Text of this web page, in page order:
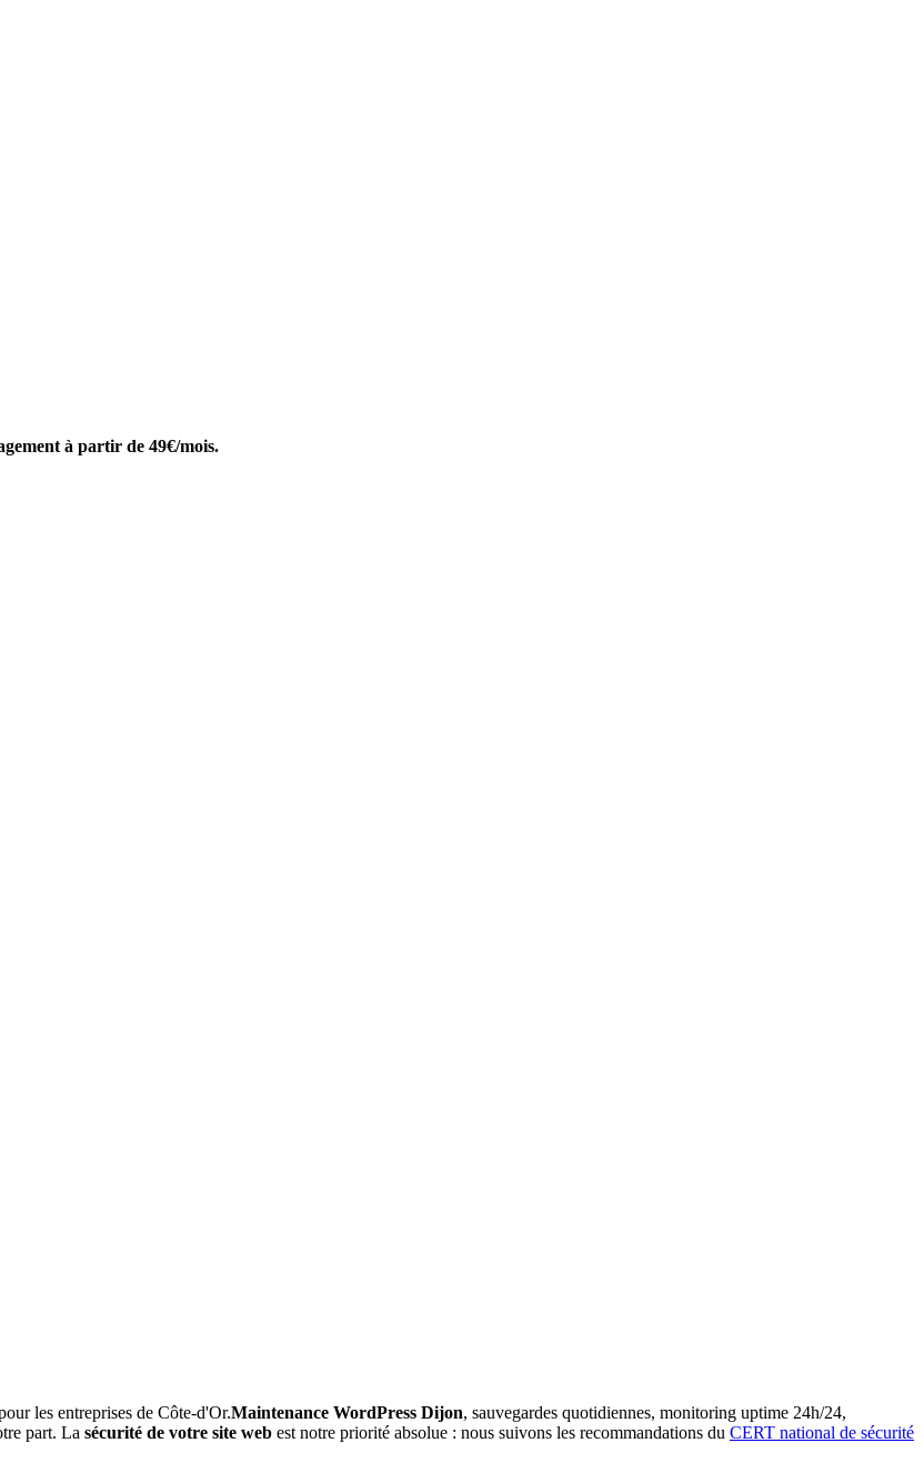
à partir de 49€/mois.
les entreprises de Côte-d'Or.Maintenance WordPress Dijon, sauvegardes quotidiennes, monitoring uptime 24h/24,
part. La sécurité de votre site web est notre priorité absolue : nous suivons les recommandations du CERT national de sécurité